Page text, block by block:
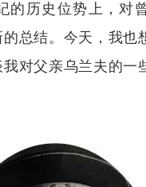
的历史位势上，对
总结。今天，我也
对父亲乌兰夫的一